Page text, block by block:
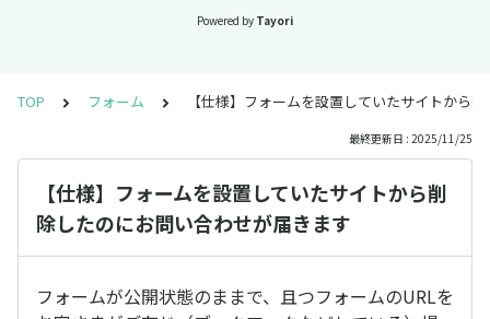
Powered by Tayori
TOP フォーム 【仕様】フォームを設置していたサイトから
最終更新日 : 2025/11/25
【仕様】フォームを設置していたサイトから削
除したのにお問い合わせが届きます
フォームが公開状態のままで、且つフォームのURLを